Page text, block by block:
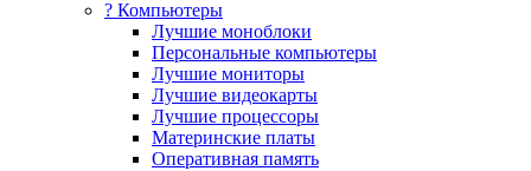
?️ Компьютеры
Лучшие моноблоки
Персональные компьютеры
Лучшие мониторы
Лучшие видеокарты
Лучшие процессоры
Материнские платы
Оперативная память